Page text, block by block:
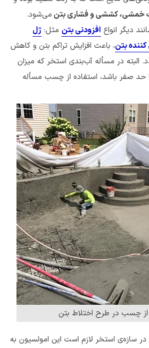
خمشی، کششی و فشاری بتن می‌شود.
دیگر انواع افزودنی بتن مثل: ژل
کننده‌ بتن، باعث افزایش تراکم بتن و کاهش
البته در مسأله آب‌بندی استخر که میزان
حد صفر باشد، استفاده از چسب مسأله
از چسب در طرح اختلاط بتن
سازه‌ی استخر لازم است این امولسیون به